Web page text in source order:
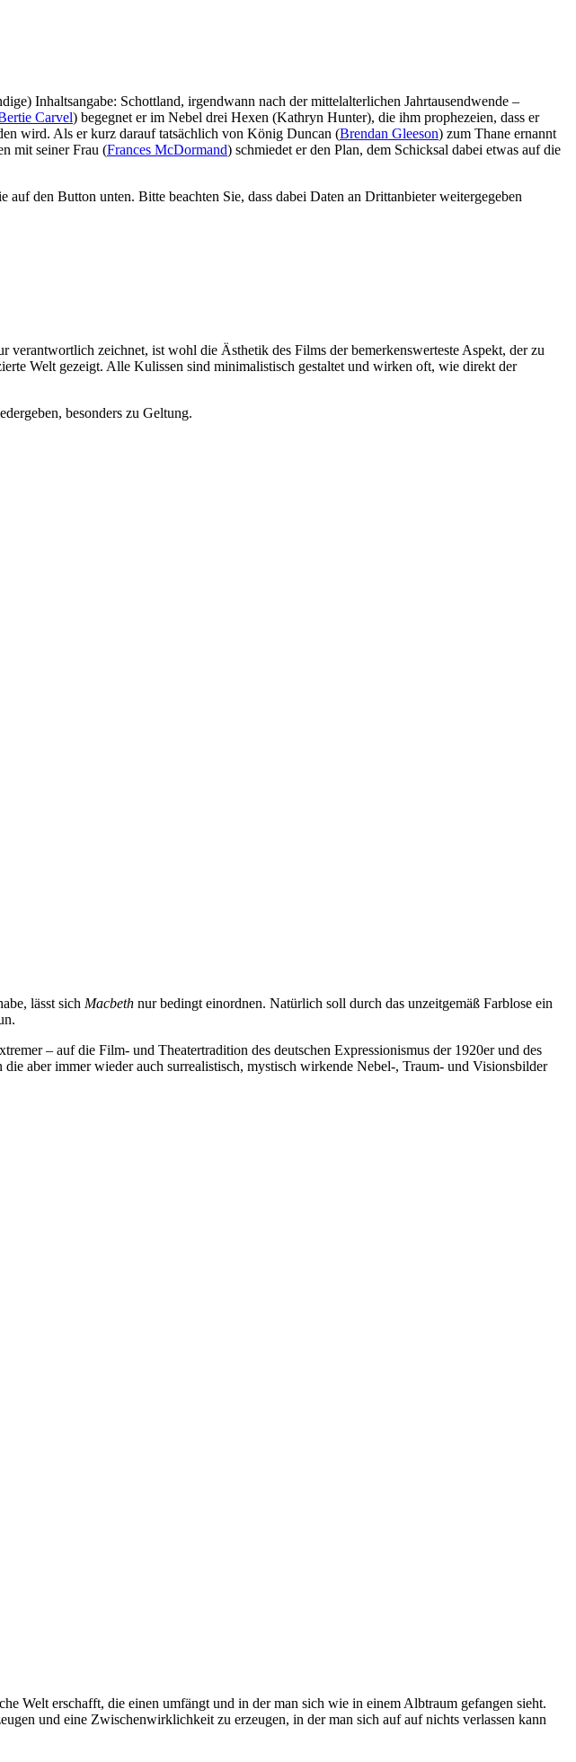
Inhaltsangabe: Schottland, irgendwann nach der mittelalterlichen Jahrtausendwende –
Carvel) begegnet er im Nebel drei Hexen (Kathryn Hunter), die ihm prophezeien, dass er
wird. Als er kurz darauf tatsächlich von König Duncan (Brendan Gleeson) zum Thane ernannt
mit seiner Frau (Frances McDormand) schmiedet er den Plan, dem Schicksal dabei etwas auf die
den Button unten. Bitte beachten Sie, dass dabei Daten an Drittanbieter weitergegeben
verantwortlich zeichnet, ist wohl die Ästhetik des Films der bemerkenswerteste Aspekt, der zu
Welt gezeigt. Alle Kulissen sind minimalistisch gestaltet und wirken oft, wie direkt der
besonders zu Geltung.
lässt sich Macbeth nur bedingt einordnen. Natürlich soll durch das unzeitgemäß Farblose ein
– auf die Film- und Theatertradition des deutschen Expressionismus der 1920er und des
aber immer wieder auch surrealistisch, mystisch wirkende Nebel-, Traum- und Visionsbilder
Welt erschafft, die einen umfängt und in der man sich wie in einem Albtraum gefangen sieht.
und eine Zwischenwirklichkeit zu erzeugen, in der man sich auf auf nichts verlassen kann